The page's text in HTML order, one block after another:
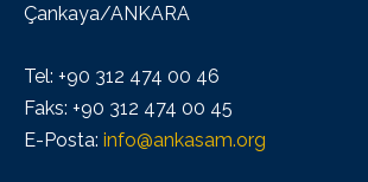
Çankaya/ANKARA
Tel: +90 312 474 00 46
Faks: +90 312 474 00 45
E-Posta: info@ankasam.org